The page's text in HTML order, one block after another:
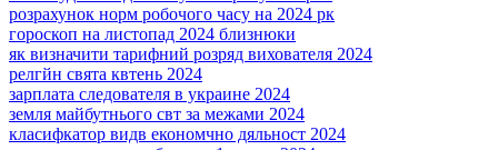
розрахунок норм робочого часу на 2024 рк
гороскоп на листопад 2024 близнюки
як визначити тарифний розряд вихователя 2024
релгйн свята квтень 2024
зарплата следователя в украине 2024
земля майбутнього свт за межами 2024
класифкатор видв економчно дяльност 2024